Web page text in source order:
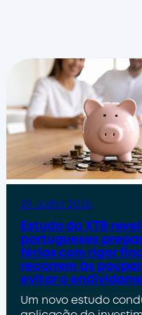
29 Julho 2026
Estudo da XTB
portugueses
férias com rigor
recorrem às
evitar o
Um novo estudo